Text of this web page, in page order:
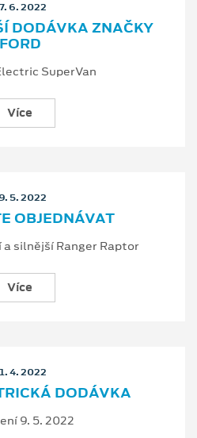
6. 2022
DODÁVKA ZNAČKY
FORD
SuperVan
Více
5. 2022
OBJEDNÁVAT
silnější Ranger Raptor
Více
4. 2022
DODÁVKA
9. 5. 2022